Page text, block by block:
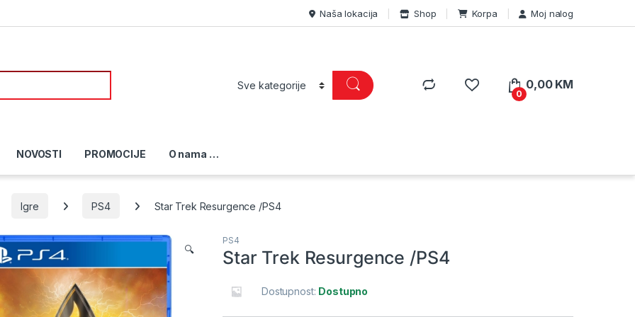
Naša lokacija Shop Korpa Moj nalog
0
0,00 KM
NOVOSTI PROMOCIJE O nama …
Igre PS4 Star Trek Resurgence /PS4
🔍
PS4
Star Trek Resurgence /PS4
Dostupnost: Dostupno